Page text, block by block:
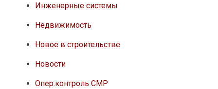
Инженерные системы
Недвижимость
Новое в строительстве
Новости
Опер.контроль СМР